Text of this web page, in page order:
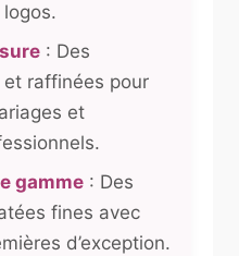
: Des
raffinées pour
et
gamme : Des
fines avec
d’exception.